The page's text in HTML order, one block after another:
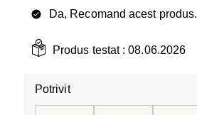
Da, Recomand acest produs.
Produs testat :08.06.2026
Potrivit